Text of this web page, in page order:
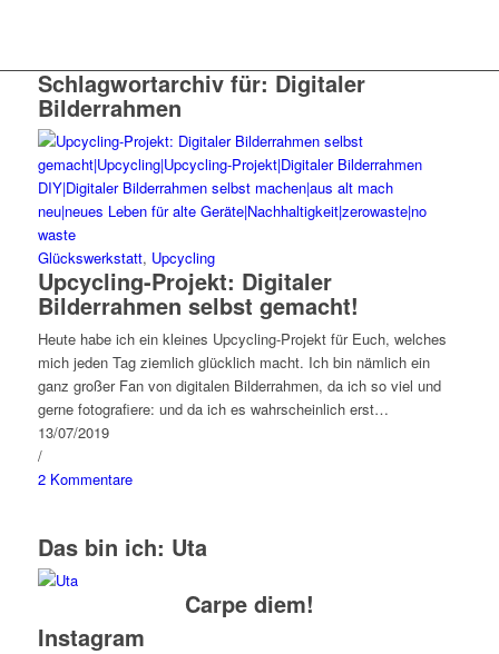
Schlagwortarchiv für: Digitaler
Bilderrahmen
Glückswerkstatt, Upcycling
Upcycling-Projekt: Digitaler
Bilderrahmen selbst gemacht!
Heute habe ich ein kleines Upcycling-Projekt für Euch, welches
mich jeden Tag ziemlich glücklich macht. Ich bin nämlich ein
ganz großer Fan von digitalen Bilderrahmen, da ich so viel und
gerne fotografiere: und da ich es wahrscheinlich erst…
13/07/2019
/
2 Kommentare
Das bin ich: Uta
Carpe diem!
Instagram